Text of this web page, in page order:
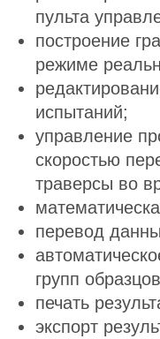
пульта
построение
режиме
испытаний;
управление
скоростью
траверсы во
перевод
групп
печать
экспорт